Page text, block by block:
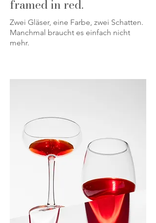
framed in red.
Zwei Gläser, eine Farbe, zwei Schatten.
Manchmal braucht es einfach nicht
mehr.